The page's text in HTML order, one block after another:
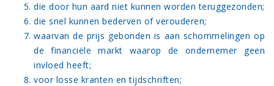
die door hun aard niet kunnen worden teruggezonden;
die snel kunnen bederven of verouderen;
waarvan de prijs gebonden is aan schommelingen op
de financiële markt waarop de ondernemer geen
invloed heeft;
voor losse kranten en tijdschriften;